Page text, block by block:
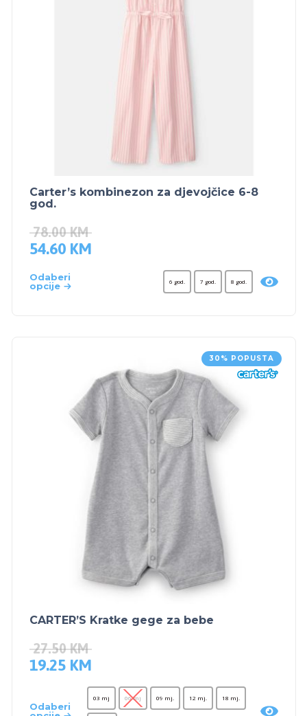
Carter’s kombinezon za djevojčice 6-8
god.
78.00KM
54.60 KM
Odaberi
opcije
6 god. 7 god. 8 god.
30% POPUSTA
CARTER’S Kratke gege za bebe
27.50KM
19.25 KM
Odaberi
03 mj 06 mj 09 mj. 12 mj. 18 mj.